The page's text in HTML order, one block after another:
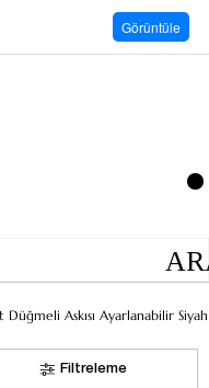
Filtreleme
Görüntüle